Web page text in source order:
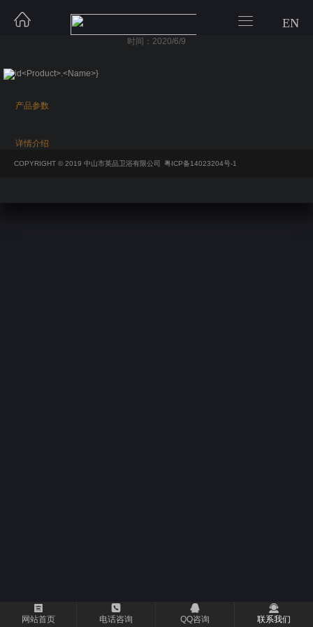
  EN
时间：2020/6/9
产品参数
详情介绍
COPYRIGHT © 2019 中山市英品卫浴有限公司 粤ICP备14023204号-1

网站首页

电话咨询

QQ咨询

联系我们